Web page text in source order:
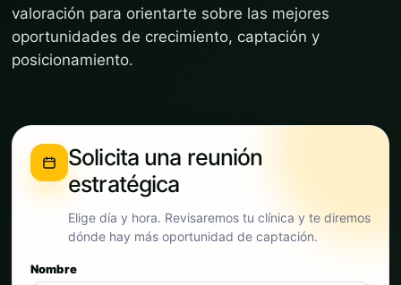
valoración para orientarte sobre las mejores
oportunidades de crecimiento, captación y
posicionamiento.
Solicita una reunión
estratégica
Elige día y hora. Revisaremos tu clínica y te diremos
dónde hay más oportunidad de captación.
Nombre